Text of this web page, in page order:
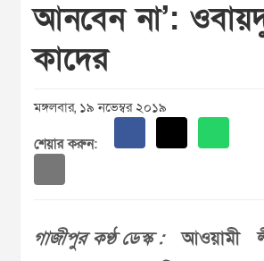
আনবেন না’:
কাদের
মঙ্গলবার, ১৯ নভেম্বর ২০১৯
শেয়ার করুন:
গাজীপুর কণ্ঠ ডেস্ক :আওয়ামী